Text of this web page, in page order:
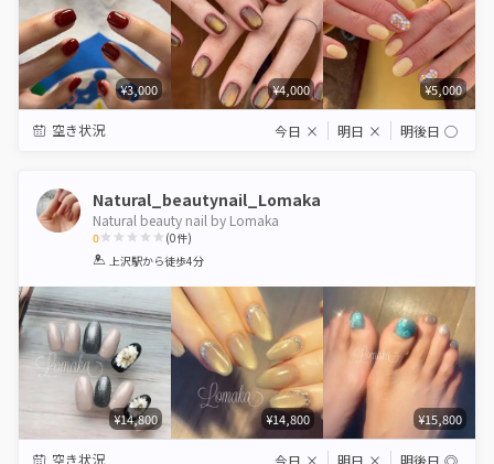
¥3,000 ¥4,000 ¥5,000
空き状況 今日 × 明日 × 明後日 ◯
Natural_beautynail_Lomaka
Natural beauty nail by Lomaka
0
1 2 3 4 5
(0件)
上沢駅から徒歩4分
¥14,800 ¥14,800 ¥15,800
空き状況 今日 × 明日 × 明後日 ◎